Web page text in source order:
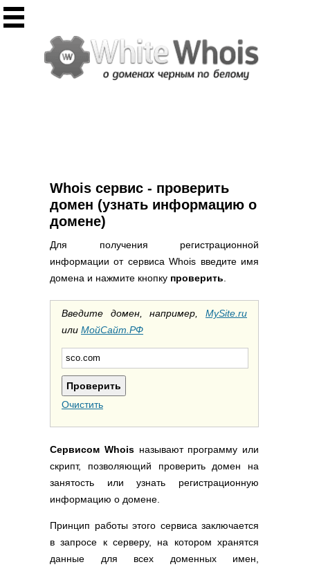
Инструменты
Массовый Whois
Регистрация домена
CHMOD калькулятор
Полезное
Новости о доменах
Статьи о доменах
Полезные ссылки
Словари и списки
Программы
Whois сервис - проверить
домен (узнать информацию о
домене)
Для получения регистрационной
информации от сервиса Whois введите имя
домена и нажмите кнопку проверить
Введите домен, например, MySite.ru
или МойСайт.РФ
Очистить
Сервисом Whoisназывают программу или
скрипт, позволяющий проверить домен на
занятость или узнать регистрационную
информацию о домене.
Принцип работы этого сервиса заключается
в запросе к серверу, на котором хранятся
данные для всех доменных имен,